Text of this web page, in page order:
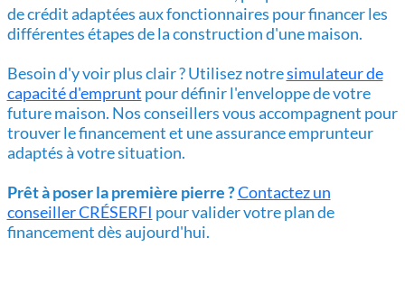
de crédit adaptées aux fonctionnaires pour financer les
différentes étapes de la construction d'une maison.
Besoin d'y voir plus clair ? Utilisez notresimulateur de
capacité d'emprunt pour définir l'enveloppe de votre
future maison. Nos conseillers vous accompagnent pour
trouver le financement et une assurance emprunteur
adaptés à votre situation.
Prêt à poser la première pierre ?Contactez un
conseiller CRÉSERFI pour valider votre plan de
financement dès aujourd'hui.